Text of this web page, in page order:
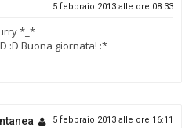
5 febbraio 2013 alle ore 08:33
*_*
:D Buona giornata! :*
5 febbraio 2013 alle ore 16:11